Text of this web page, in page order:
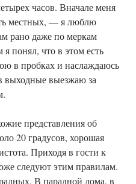
часов. Вначале меня
местных, — я люблю
рано даже по меркам
понял, что в этом есть
в пробках и наслаждаюсь
выходные выезжаю за
представления об
20 градусов, хорошая
Приходя в гости к
следуют этим правилам.
В парадной дома, в